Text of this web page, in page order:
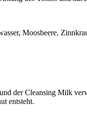
Moosbeere,
der Cleansing Milk
entsteht.